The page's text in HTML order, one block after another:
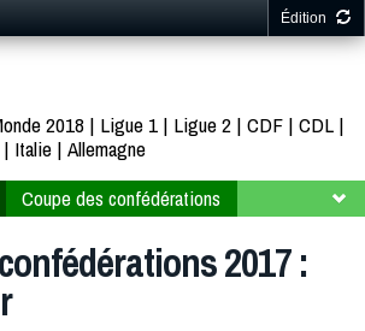
Édition
2018 Ligue 1 Ligue 2 CDF CDL
Italie Allemagne
Coupe des confédérations
2017 :